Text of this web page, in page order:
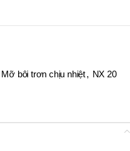
Mỡ bôi trơn chịu nhiệt, NX 20